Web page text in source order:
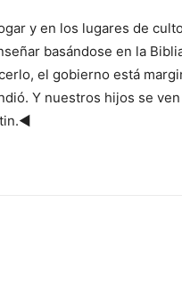
y en los lugares de
basándose en la
el gobierno está
Y nuestros hijos se